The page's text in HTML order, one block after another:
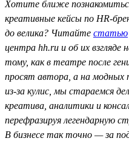
Хотите ближе
креативные кейсы по HR-
до велика? Читайте статью
центра hh.ru и об их
тому, как в театре после
просят автора, а на модных
из-за кулис, мы стараемся
креатива, аналитики и
перефразируя легендарную
В бизнесе так точно — за